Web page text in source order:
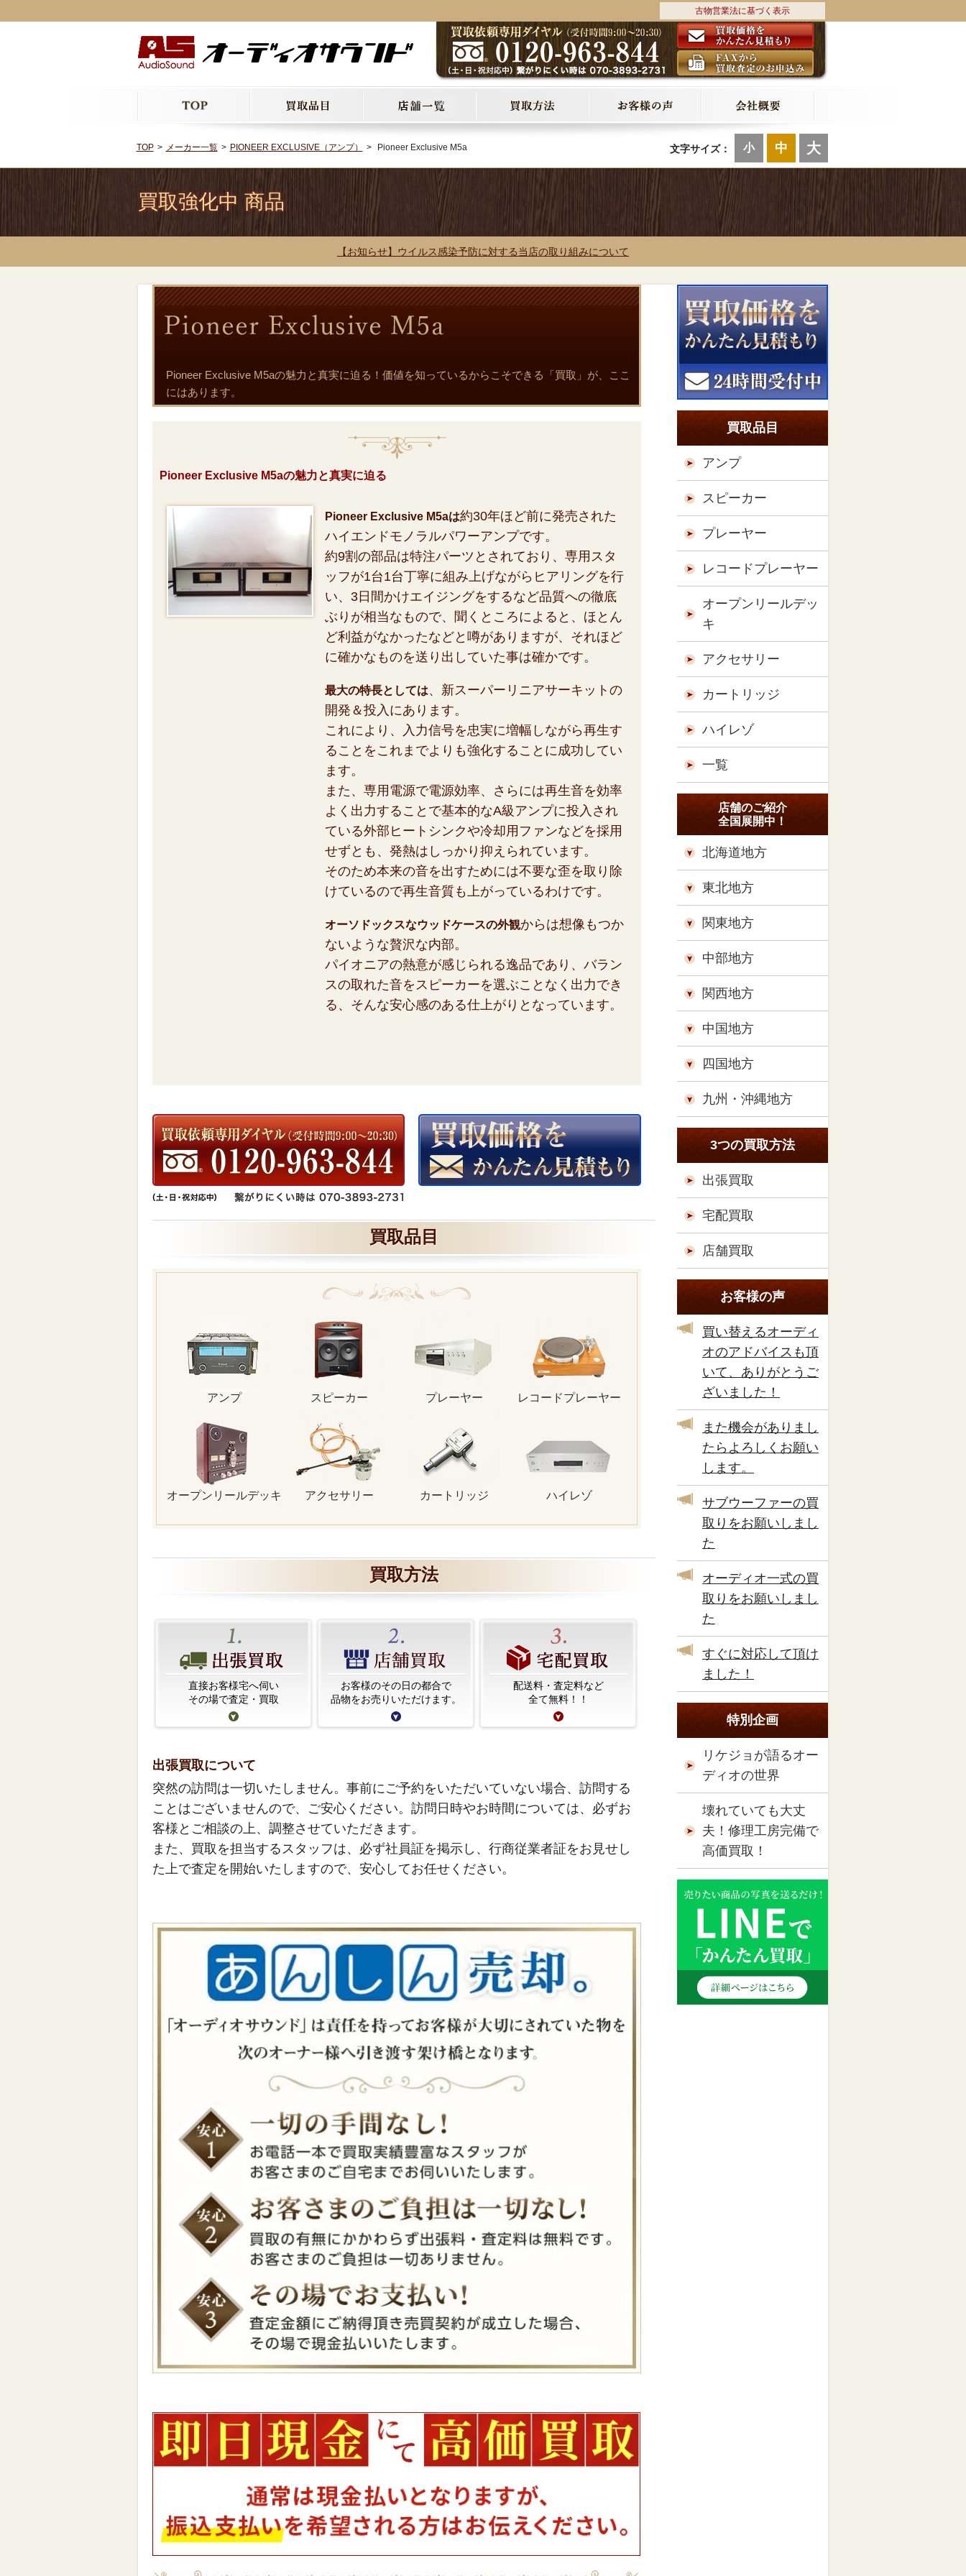
古物営業法に基づく表示
文字サイズ： 小 中 大
TOP メーカー一覧 PIONEER EXCLUSIVE（アンプ） Pioneer Exclusive M5a
買取強化中 商品
【お知らせ】ウイルス感染予防に対する当店の取り組みについて
Pioneer Exclusive M5aの魅力と真実に迫る！価値を知っているからこそできる「買取」が、ここ
にはあります。
Pioneer Exclusive M5aの魅力と真実に迫る
Pioneer Exclusive M5aは約30年ほど前に発売された
ハイエンドモノラルパワーアンプです。
約9割の部品は特注パーツとされており、専用スタ
ッフが1台1台丁寧に組み上げながらヒアリングを行
い、3日間かけエイジングをするなど品質への徹底
ぶりが相当なもので、聞くところによると、ほとん
ど利益がなかったなどと噂がありますが、それほど
に確かなものを送り出していた事は確かです。
最大の特長としては、新スーパーリニアサーキットの
開発＆投入にあります。
これにより、入力信号を忠実に増幅しながら再生す
ることをこれまでよりも強化することに成功してい
ます。
また、専用電源で電源効率、さらには再生音を効率
よく出力することで基本的なA級アンプに投入され
ている外部ヒートシンクや冷却用ファンなどを採用
せずとも、発熱はしっかり抑えられています。
そのため本来の音を出すためには不要な歪を取り除
けているので再生音質も上がっているわけです。
オーソドックスなウッドケースの外観からは想像もつか
ないような贅沢な内部。
パイオニアの熱意が感じられる逸品であり、バラン
スの取れた音をスピーカーを選ぶことなく出力でき
る、そんな安心感のある仕上がりとなっています。
買取品目
アンプ スピーカー プレーヤー レコードプレーヤー
オープンリールデッキ アクセサリー カートリッジ ハイレゾ
買取方法
直接お客様宅へ伺い
その場で査定・買取
お客様のその日の都合で
品物をお売りいただけます。
配送料・査定料など
全て無料！！
出張買取について
突然の訪問は一切いたしません。事前にご予約をいただいていない場合、訪問する
ことはございませんので、ご安心ください。訪問日時やお時間については、必ずお
客様とご相談の上、調整させていただきます。
また、買取を担当するスタッフは、必ず社員証を掲示し、行商従業者証をお見せし
た上で査定を開始いたしますので、安心してお任せください。
買取品目
アンプ
スピーカー
プレーヤー
レコードプレーヤー
オープンリールデッ
キ
アクセサリー
カートリッジ
ハイレゾ
一覧
店舗のご紹介
全国展開中！
北海道地方
東北地方
関東地方
中部地方
関西地方
中国地方
四国地方
九州・沖縄地方
3つの買取方法
出張買取
宅配買取
店舗買取
お客様の声
買い替えるオーディ
オのアドバイスも頂
いて、ありがとうご
ざいました！
また機会がありまし
たらよろしくお願い
します。
サブウーファーの買
取りをお願いしまし
た
オーディオ一式の買
取りをお願いしまし
た
すぐに対応して頂け
ました！
特別企画
リケジョが語るオー
ディオの世界
壊れていても大丈
夫！修理工房完備で
高価買取！